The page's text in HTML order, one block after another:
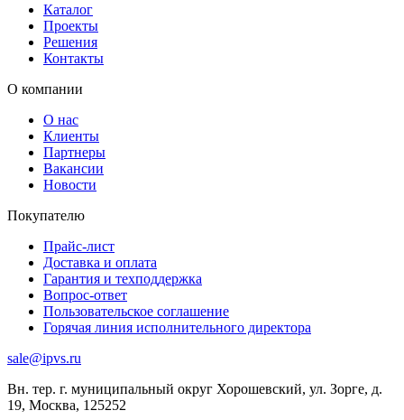
Каталог
Проекты
Решения
Контакты
О компании
О нас
Клиенты
Партнеры
Вакансии
Новости
Покупателю
Прайс-лист
Доставка и оплата
Гарантия и техподдержка
Вопрос-ответ
Пользовательское соглашение
Горячая линия исполнительного директора
sale@ipvs.ru
Вн. тер. г. муниципальный округ Хорошевский, ул. Зорге, д.
19, Москва, 125252